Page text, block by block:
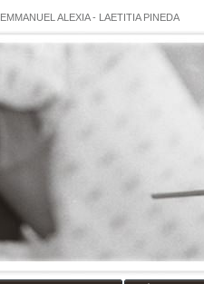
EMMANUEL ALEXIA- LAETITIA PINEDA